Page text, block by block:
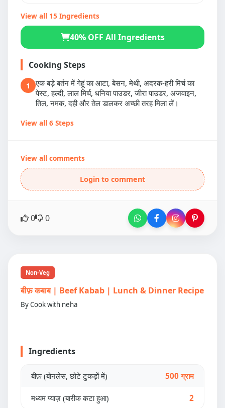
View all 15 Ingredients
40% OFF All Ingredients
Cooking Steps
1
एक बड़े बर्तन में गेहूं का आटा, बेसन, मेथी, अदरक-हरी मिर्च का
पेस्ट, हल्दी, लाल मिर्च, धनिया पाउडर, जीरा पाउडर, अजवाइन,
तिल, नमक, दही और तेल डालकर अच्छी तरह मिला लें।
View all 6 Steps
View all comments
Login to comment
0 0
Non-Veg
बीफ़ कबाब | Beef Kabab | Lunch & Dinner Recipe
By Cook with neha
Ingredients
बीफ़ (बोनलेस, छोटे टुकड़ों में) 500 ग्राम
मध्यम प्याज़ (बारीक कटा हुआ) 2